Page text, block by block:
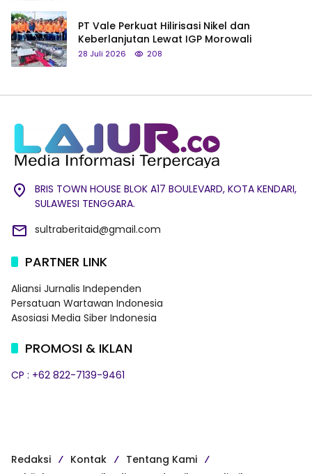
PT Vale Perkuat Hilirisasi Nikel dan
Keberlanjutan Lewat IGP Morowali
28 Juli 2026 208
BRIS TOWN HOUSE BLOK A17 BOULEVARD, KOTA KENDARI,
SULAWESI TENGGARA.
sultraberitaid@gmail.com
PARTNER LINK
Aliansi Jurnalis Independen
Persatuan Wartawan Indonesia
Asosiasi Media Siber Indonesia
PROMOSI & IKLAN
CP : +62 822-7139-9461
Redaksi Kontak
Tentang Kami